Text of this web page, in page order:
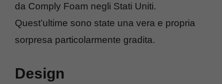
da Comply Foam negli Stati Uniti.
Quest’ultime sono state una vera e propria
sorpresa particolarmente gradita.
Design